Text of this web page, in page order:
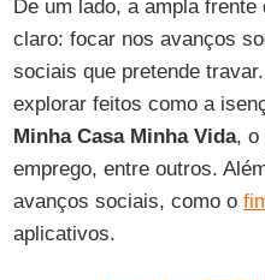
De um lado, a ampla
claro: focar nos avanços
sociais que pretende
explorar feitos como a
Minha Casa Minha Vida, o
emprego, entre outros.
avanços sociais, como o
aplicativos.